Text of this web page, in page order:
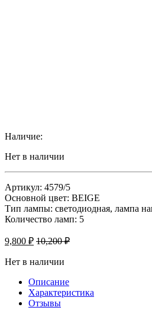
Наличие:
Нет в наличии
Артикул: 4579/5
Основной цвет: BEIGE
Тип лампы: светодиодная, лампа
Количество ламп: 5
9,800 ₽ 10,200₽
Нет в наличии
Описание
Характеристика
Отзывы